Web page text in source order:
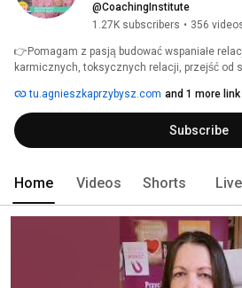
@CoachingInstitute
1.27K subscribers • 356
👉Pomagam z pasją budować wspaniałe
karmicznych, toksycznych relacji, przejść od
kochanym, żyć w Obfitości.
tu.agnieszkaprzybysz.com and 1 more link
Subscribe
Home Videos Shorts Live